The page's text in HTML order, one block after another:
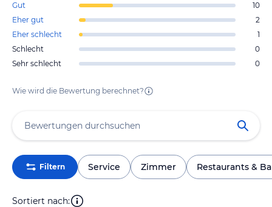
Gut
10
Eher gut
2
Eher schlecht
1
Schlecht
0
Sehr schlecht
0
Wie wird die Bewertung berechnet?
Filtern Service Zimmer Restaurants &
Sortiert nach: